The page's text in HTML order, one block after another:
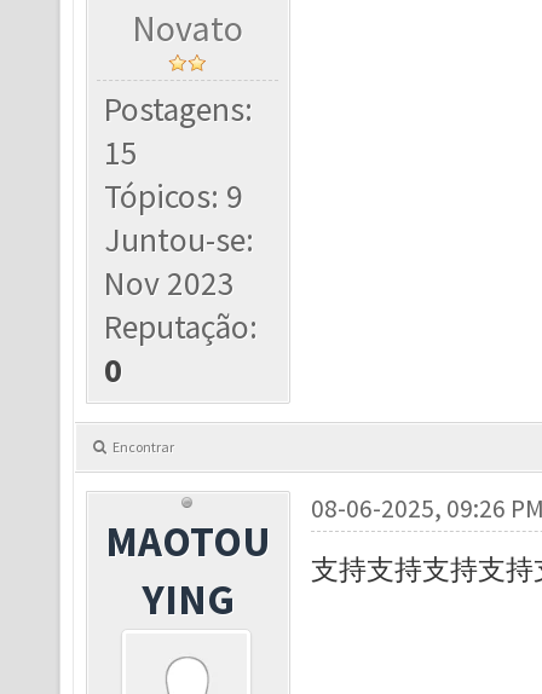
Novato
Postagens:
15
Tópicos: 9
Juntou-se:
Nov 2023
Reputação:
0
Encontrar
MAOTOU
YING
08-06-2025, 09:26
支持支持支持支持